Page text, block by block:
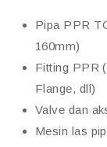
Pipa PPR
160mm)
Fitting PPR
Flange, dll)
Valve dan
Mesin las